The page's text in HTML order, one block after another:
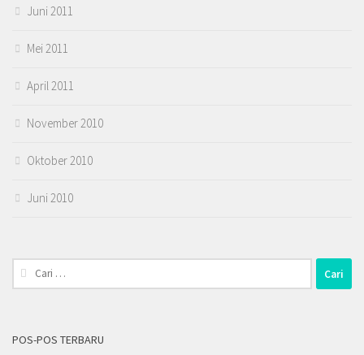
Juni 2011
Mei 2011
April 2011
November 2010
Oktober 2010
Juni 2010
Cari
untuk:
POS-POS TERBARU